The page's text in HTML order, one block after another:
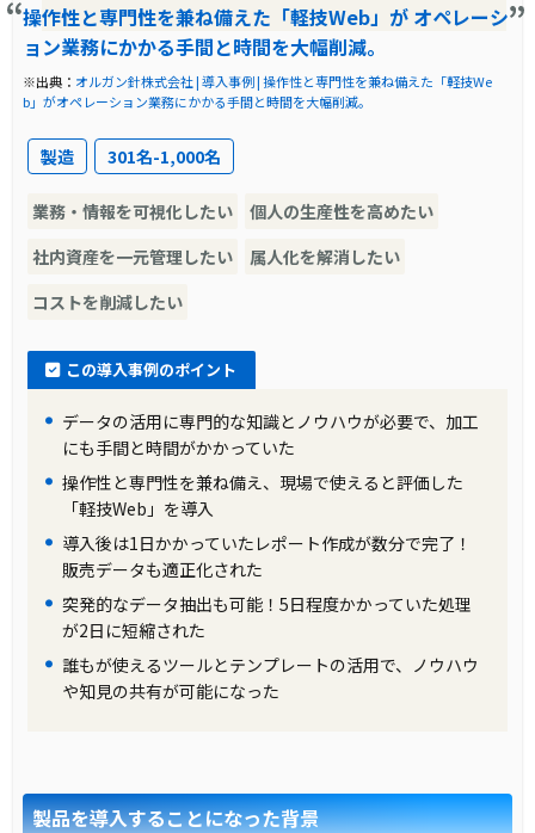
導入前に企業が抱えていた課題
リコージャパンは、長年にわたりグループウェ
アを使用してきましたが、その結果として業務
システムのサイロ化が発生し、運用・保守の属
人化やシステムのブラックボックス化が問題と
なっていました。また、働き方改革を推進する
中で、出社を強要する業務が存在し、場所を問
れらの課題を解決するために、コミュニケーシ
ョン基盤の刷新プロジェクトが始動し、「軽技
Web」の導入が検討されました。
導入前の課題に対する解決策
「軽技Web」の導入により、リコージャパンは
複数のツールを評価し、百万件を超えるデータ
ベースのデータでもスピーディーに検索結果を
得られる「軽技Web」を採用しました。これに
より、利用者はストレスなくシステムを扱うこ
とができ、情報システム側としてもレポートの
Web」のメリットとして挙げられます。
操作性と専門性を兼ね備えた「軽技Web」が オペレーシ
ョン業務にかかる手間と時間を大幅削減。
※出典： オルガン針株式会社 | 導入事例 | 操作性と専門性を兼ね備えた「軽技We
b」がオペレーション業務にかかる手間と時間を大幅削減。
製造 301名-1,000名
業務・情報を可視化したい
個人の生産性を高めたい
社内資産を一元管理したい
属人化を解消したい
コストを削減したい
この導入事例のポイント
データの活用に専門的な知識とノウハウが必要で、加工
にも手間と時間がかかっていた
操作性と専門性を兼ね備え、現場で使えると評価した
「軽技Web」を導入
導入後は1日かかっていたレポート作成が数分で完了！
販売データも適正化された
突発的なデータ抽出も可能！5日程度かかっていた処理
が2日に短縮された
誰もが使えるツールとテンプレートの活用で、ノウハウ
や知見の共有が可能になった
製品を導入することになった背景